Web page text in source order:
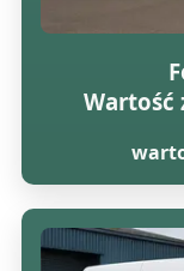
Wartość